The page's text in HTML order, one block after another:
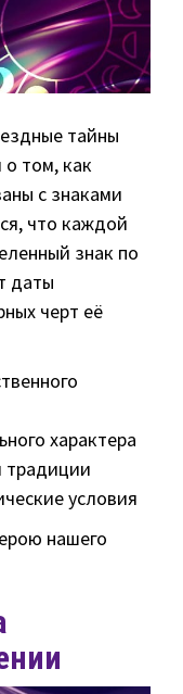
тайны
том, как
с знаками
что каждой
знак по
даты
черт её
характера
традиции
условия
нашего